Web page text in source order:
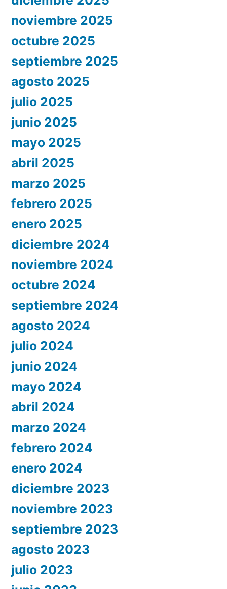
noviembre 2025
octubre 2025
septiembre 2025
agosto 2025
julio 2025
junio 2025
mayo 2025
abril 2025
marzo 2025
febrero 2025
enero 2025
diciembre 2024
noviembre 2024
octubre 2024
septiembre 2024
agosto 2024
julio 2024
junio 2024
mayo 2024
abril 2024
marzo 2024
febrero 2024
enero 2024
diciembre 2023
noviembre 2023
septiembre 2023
agosto 2023
julio 2023